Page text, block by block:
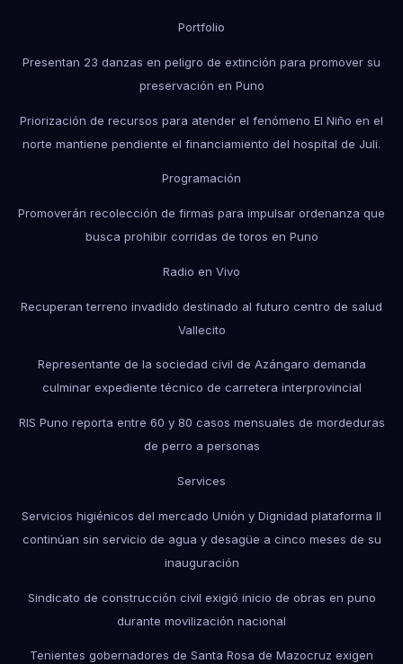
Portfolio
Presentan 23 danzas en peligro de extinción para promover su
preservación en Puno
Priorización de recursos para atender el fenómeno El Niño en el
norte mantiene pendiente el financiamiento del hospital de Juli.
Programación
Promoverán recolección de firmas para impulsar ordenanza que
busca prohibir corridas de toros en Puno
Radio en Vivo
Recuperan terreno invadido destinado al futuro centro de salud
Vallecito
Representante de la sociedad civil de Azángaro demanda
culminar expediente técnico de carretera interprovincial
RIS Puno reporta entre 60 y 80 casos mensuales de mordeduras
de perro a personas
Services
Servicios higiénicos del mercado Unión y Dignidad plataforma II
continúan sin servicio de agua y desagüe a cinco meses de su
inauguración
Sindicato de construcción civil exigió inicio de obras en puno
durante movilización nacional
Tenientes gobernadores de Santa Rosa de Mazocruz exigen